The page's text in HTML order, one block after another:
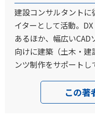
建設コンサルタントに
イターとして活動。
あるほか、幅広いCAD
向けに建築（土木・
ンツ制作をサポートし
この著